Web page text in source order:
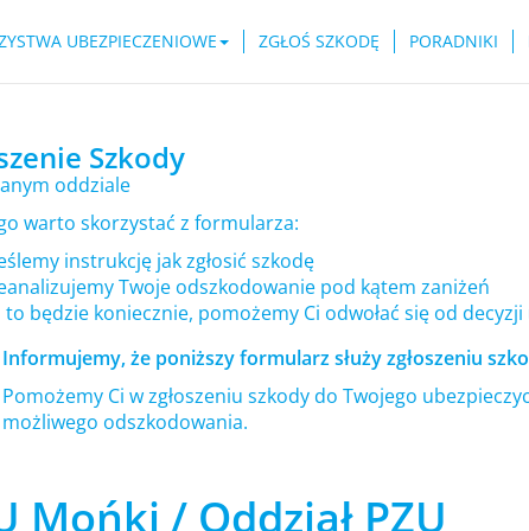
UBEZPIECZENIOWE ZGŁOŚ SZKODĘ PORADNIKI
Szkody
oddziale
warto skorzystać z formularza:
instrukcję jak zgłosić szkodę
Twoje odszkodowanie pod kątem zaniżeń
będzie koniecznie, pomożemy Ci odwołać się od
Informujemy, że poniższy formularz służy zgłoszeniu
Pomożemy Ci w zgłoszeniu szkody do Twojego
możliwego odszkodowania.
Mońki / Oddział PZU